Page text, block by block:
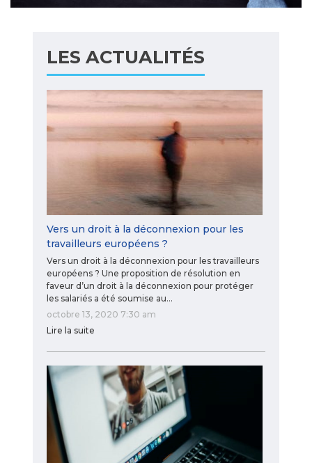
LES ACTUALITÉS
Vers un droit à la déconnexion pour les
travailleurs européens ?
Vers un droit à la déconnexion pour les travailleurs
européens ? Une proposition de résolution en
faveur d’un droit à la déconnexion pour protéger
les salariés a été soumise au…
octobre 13, 2020 7:30 am
Lire la suite